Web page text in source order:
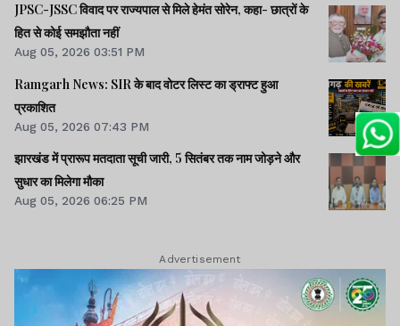
JPSC-JSSC विवाद पर राज्यपाल से मिले हेमंत सोरेन, कहा- छात्रों के
हित से कोई समझौता नहीं
Aug 05, 2026 03:51 PM
Ramgarh News: SIR के बाद वोटर लिस्ट का ड्राफ्ट हुआ
प्रकाशित
Aug 05, 2026 07:43 PM
झारखंड में प्रारूप मतदाता सूची जारी, 5 सितंबर तक नाम जोड़ने और
सुधार का मिलेगा मौका
Aug 05, 2026 06:25 PM
Advertisement